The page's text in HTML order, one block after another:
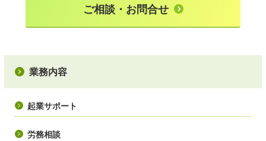
ご相談・お問合せ
業務内容
起業サポート
労務相談